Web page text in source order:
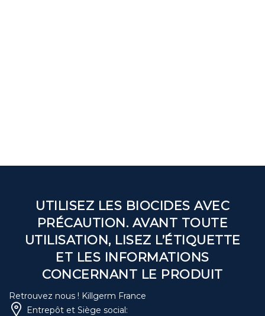
UTILISEZ LES BIOCIDES AVEC
PRÉCAUTION. AVANT TOUTE
UTILISATION, LISEZ L’ÉTIQUETTE
ET LES INFORMATIONS
CONCERNANT LE PRODUIT
Retrouvez nous ! Killgerm France
Entrepôt et Siège social: